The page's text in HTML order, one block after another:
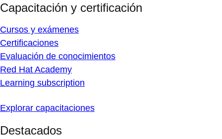
Capacitación y certificación
Cursos y exámenes
Certificaciones
Evaluación de conocimientos
Red Hat Academy
Learning subscription
Explorar capacitaciones
Destacados